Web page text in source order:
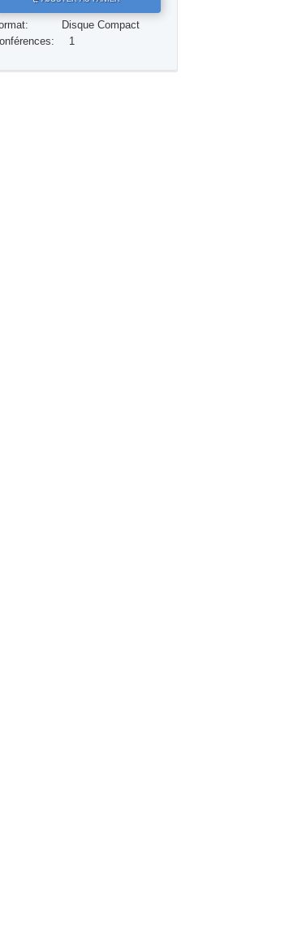
aux drogues
Disque Compact
1